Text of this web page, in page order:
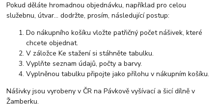
Pokud děláte hromadnou objednávku, například pro celou
služebnu, útvar... dodržte, prosím, následující postup:
Do nákupního košíku vložte patřičný počet nášivek, které
chcete objednat.
V záložce Ke stažení si stáhněte tabulku.
Vyplňte seznam údajů, počty a barvy.
Vyplněnou tabulku připojte jako přílohu v nákupním košíku.
Nášivky jsou vyrobeny v ČR na Pávkově vyšívací a šicí dílně v
Žamberku.